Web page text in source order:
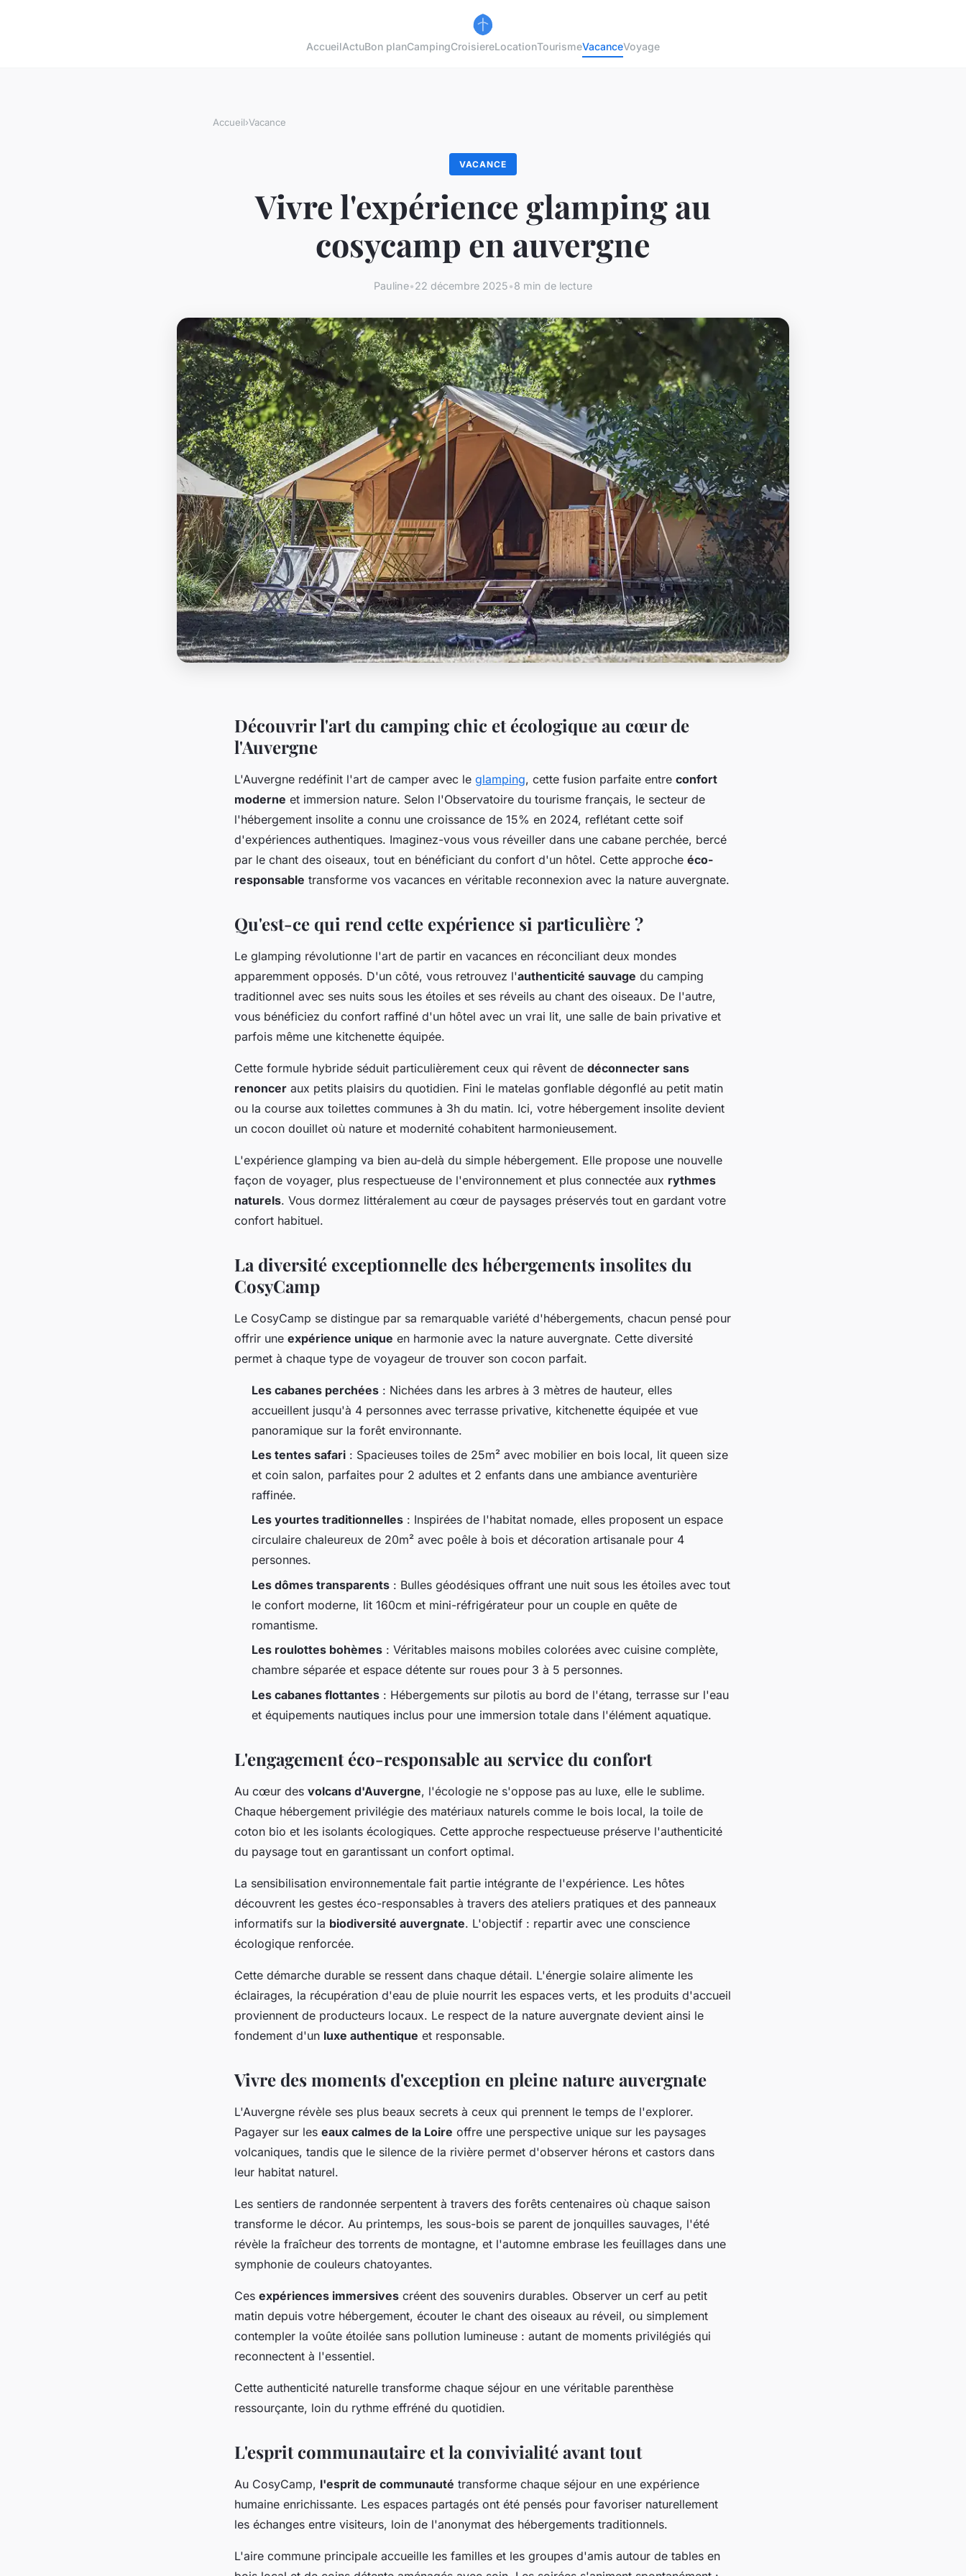
AccueilActuBon planCampingCroisiereLocationTourismeVacanceVoyage
Accueil›Vacance
VACANCE
Vivre l'expérience glamping au
cosycamp en auvergne
Pauline•22 décembre 2025•8 min de lecture
Découvrir l'art du camping chic et écologique au cœur de
l'Auvergne
L'Auvergne redéfinit l'art de camper avec le glamping, cette fusion parfaite entre confort
moderne et immersion nature. Selon l'Observatoire du tourisme français, le secteur de
l'hébergement insolite a connu une croissance de 15% en 2024, reflétant cette soif
d'expériences authentiques. Imaginez-vous vous réveiller dans une cabane perchée, bercé
par le chant des oiseaux, tout en bénéficiant du confort d'un hôtel. Cette approche éco-
responsable transforme vos vacances en véritable reconnexion avec la nature auvergnate.
Qu'est-ce qui rend cette expérience si particulière ?
Le glamping révolutionne l'art de partir en vacances en réconciliant deux mondes
apparemment opposés. D'un côté, vous retrouvez l'authenticité sauvage du camping
traditionnel avec ses nuits sous les étoiles et ses réveils au chant des oiseaux. De l'autre,
vous bénéficiez du confort raffiné d'un hôtel avec un vrai lit, une salle de bain privative et
parfois même une kitchenette équipée.
Cette formule hybride séduit particulièrement ceux qui rêvent de déconnecter sans
renoncer aux petits plaisirs du quotidien. Fini le matelas gonflable dégonflé au petit matin
ou la course aux toilettes communes à 3h du matin. Ici, votre hébergement insolite devient
un cocon douillet où nature et modernité cohabitent harmonieusement.
L'expérience glamping va bien au-delà du simple hébergement. Elle propose une nouvelle
façon de voyager, plus respectueuse de l'environnement et plus connectée aux rythmes
naturels. Vous dormez littéralement au cœur de paysages préservés tout en gardant votre
confort habituel.
La diversité exceptionnelle des hébergements insolites du
CosyCamp
Le CosyCamp se distingue par sa remarquable variété d'hébergements, chacun pensé pour
offrir une expérience unique en harmonie avec la nature auvergnate. Cette diversité
permet à chaque type de voyageur de trouver son cocon parfait.
Les cabanes perchées : Nichées dans les arbres à 3 mètres de hauteur, elles
accueillent jusqu'à 4 personnes avec terrasse privative, kitchenette équipée et vue
panoramique sur la forêt environnante.
Les tentes safari : Spacieuses toiles de 25m² avec mobilier en bois local, lit queen size
et coin salon, parfaites pour 2 adultes et 2 enfants dans une ambiance aventurière
raffinée.
Les yourtes traditionnelles : Inspirées de l'habitat nomade, elles proposent un espace
circulaire chaleureux de 20m² avec poêle à bois et décoration artisanale pour 4
personnes.
Les dômes transparents : Bulles géodésiques offrant une nuit sous les étoiles avec tout
le confort moderne, lit 160cm et mini-réfrigérateur pour un couple en quête de
romantisme.
Les roulottes bohèmes : Véritables maisons mobiles colorées avec cuisine complète,
chambre séparée et espace détente sur roues pour 3 à 5 personnes.
Les cabanes flottantes : Hébergements sur pilotis au bord de l'étang, terrasse sur l'eau
et équipements nautiques inclus pour une immersion totale dans l'élément aquatique.
L'engagement éco-responsable au service du confort
Au cœur des volcans d'Auvergne, l'écologie ne s'oppose pas au luxe, elle le sublime.
Chaque hébergement privilégie des matériaux naturels comme le bois local, la toile de
coton bio et les isolants écologiques. Cette approche respectueuse préserve l'authenticité
du paysage tout en garantissant un confort optimal.
La sensibilisation environnementale fait partie intégrante de l'expérience. Les hôtes
découvrent les gestes éco-responsables à travers des ateliers pratiques et des panneaux
informatifs sur la biodiversité auvergnate. L'objectif : repartir avec une conscience
écologique renforcée.
Cette démarche durable se ressent dans chaque détail. L'énergie solaire alimente les
éclairages, la récupération d'eau de pluie nourrit les espaces verts, et les produits d'accueil
proviennent de producteurs locaux. Le respect de la nature auvergnate devient ainsi le
fondement d'un luxe authentique et responsable.
Vivre des moments d'exception en pleine nature auvergnate
L'Auvergne révèle ses plus beaux secrets à ceux qui prennent le temps de l'explorer.
Pagayer sur les eaux calmes de la Loire offre une perspective unique sur les paysages
volcaniques, tandis que le silence de la rivière permet d'observer hérons et castors dans
leur habitat naturel.
Les sentiers de randonnée serpentent à travers des forêts centenaires où chaque saison
transforme le décor. Au printemps, les sous-bois se parent de jonquilles sauvages, l'été
révèle la fraîcheur des torrents de montagne, et l'automne embrase les feuillages dans une
symphonie de couleurs chatoyantes.
Ces expériences immersives créent des souvenirs durables. Observer un cerf au petit
matin depuis votre hébergement, écouter le chant des oiseaux au réveil, ou simplement
contempler la voûte étoilée sans pollution lumineuse : autant de moments privilégiés qui
reconnectent à l'essentiel.
Cette authenticité naturelle transforme chaque séjour en une véritable parenthèse
ressourçante, loin du rythme effréné du quotidien.
L'esprit communautaire et la convivialité avant tout
Au CosyCamp, l'esprit de communauté transforme chaque séjour en une expérience
humaine enrichissante. Les espaces partagés ont été pensés pour favoriser naturellement
les échanges entre visiteurs, loin de l'anonymat des hébergements traditionnels.
L'aire commune principale accueille les familles et les groupes d'amis autour de tables en